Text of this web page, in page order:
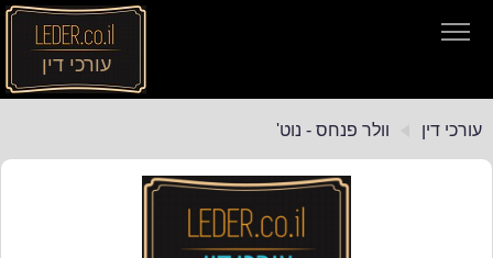
עורכי דין
עורכי דין
עורכי דין וולר פנחס - נוט'